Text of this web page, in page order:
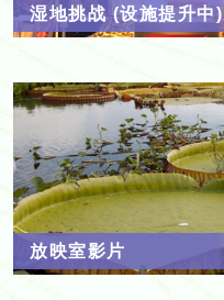
湿地挑战 (设施提升中)
放映室影片